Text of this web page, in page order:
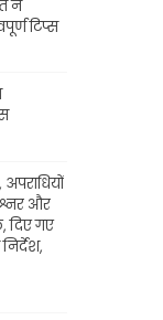
ने
टिप्स
और
दिए गए